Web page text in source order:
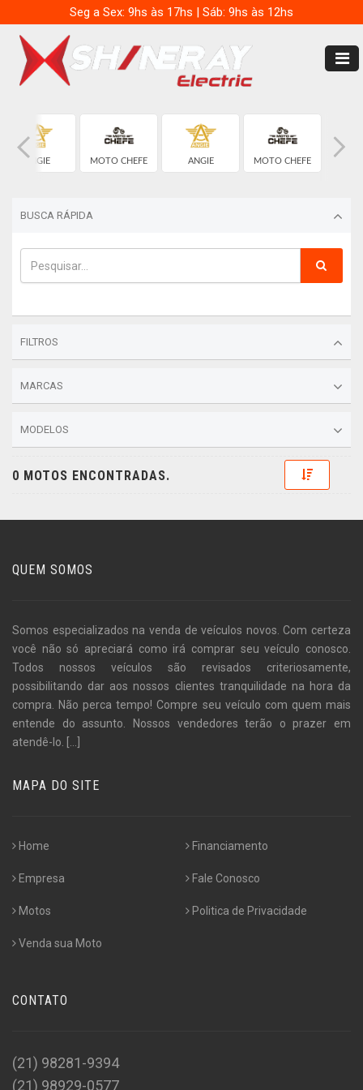
Seg a Sex: 9hs às 17hs | Sáb: 9hs às 12hs
ANGIE MOTO CHEFE ANGIE MOTO CHEFE
BUSCA RÁPIDA
FILTROS
MARCAS
MODELOS
0 MOTOS ENCONTRADAS. Toggle
QUEM SOMOS
Somos especializados na venda de veículos novos. Com certeza
você não só apreciará como irá comprar seu veículo conosco.
Todos nossos veículos são revisados criteriosamente,
possibilitando dar aos nossos clientes tranquilidade na hora da
compra. Não perca tempo! Compre seu veículo com quem mais
entende do assunto. Nossos vendedores terão o prazer em
atendê-lo.
MAPA DO SITE
Home
Empresa
Motos
Venda sua Moto
Financiamento
Fale Conosco
Politica de Privacidade
CONTATO
(21) 98281-9394
(21) 98929-0577